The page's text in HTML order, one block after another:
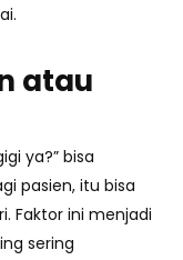
atau
ya?” bisa
pasien, itu bisa
Faktor ini menjadi
sering